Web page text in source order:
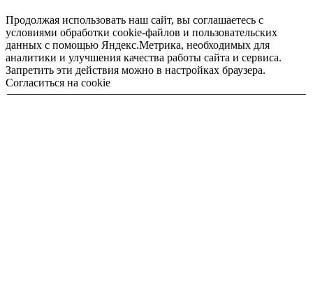
Продолжая использовать наш сайт, вы соглашаетесь с
условиями обработки cookie-файлов и пользовательских
данных с помощью Яндекс.Метрика, необходимых для
аналитики и улучшения качества работы сайта и сервиса.
Запретить эти действия можно в настройках браузера.
Согласиться на cookie